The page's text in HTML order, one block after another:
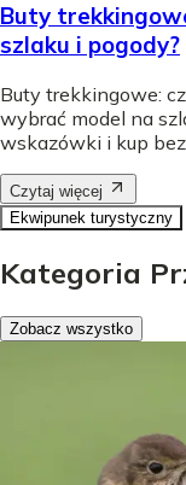
Buty
szlaku i pogody?
Buty trekkingowe:
wybrać model na
wskazówki i kup bez
Czytaj więcej
Ekwipunek turystyczny
Kategoria
Zobacz wszystko